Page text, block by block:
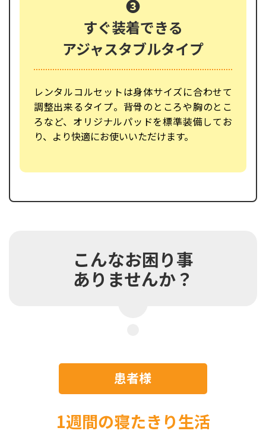
❸
すぐ装着できる
アジャスタブルタイプ
レンタルコルセットは身体サイズに合わせて
調整出来るタイプ。背骨のところや胸のとこ
ろなど、オリジナルパッドを標準装備してお
り、より快適にお使いいただけます。
こんなお困り事
ありませんか？
患者様
1週間の寝たきり生活